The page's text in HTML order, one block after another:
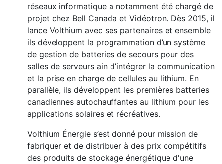
réseaux informatique a notamment été chargé de
projet chez Bell Canada et Vidéotron. Dès 2015, il
lance Volthium avec ses partenaires et ensemble
ils développent la programmation d’un système
de gestion de batteries de secours pour des
salles de serveurs ain d’intégrer la communication
et la prise en charge de cellules au lithium. En
parallèle, ils développent les premières batteries
canadiennes autochauffantes au lithium pour les
applications solaires et récréatives.
Volthium Énergie s’est donné pour mission de
fabriquer et de distribuer à des prix compétitifs
des produits de stockage énergétique d'une